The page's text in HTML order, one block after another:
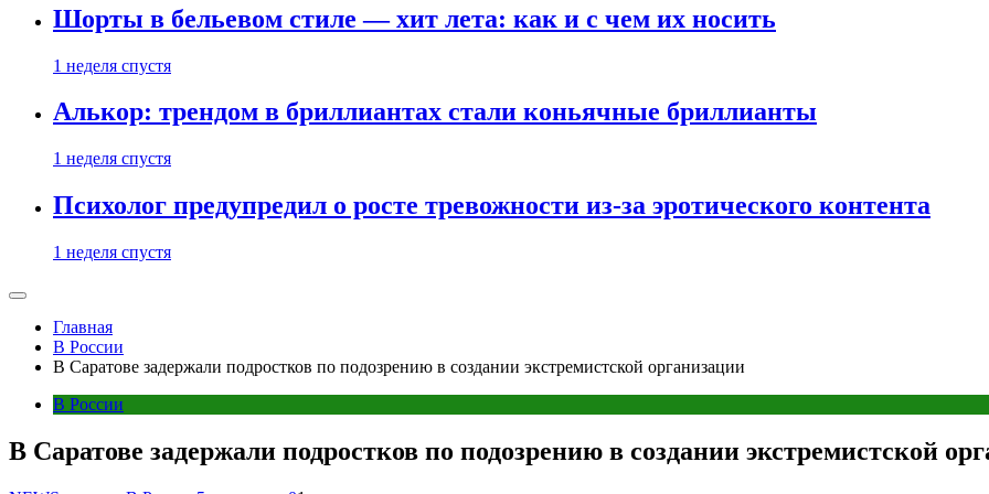
Шорты в бельевом стиле — хит лета: как и с чем их носить
1 неделя спустя
Алькор: трендом в бриллиантах стали коньячные бриллианты
1 неделя спустя
Психолог предупредил о росте тревожности из-за эротического контента
1 неделя спустя
Главная
В России
В Саратове задержали подростков по подозрению в создании экстремистской организации
В России
В Саратове задержали подростков по подозрению в создании экстремистской